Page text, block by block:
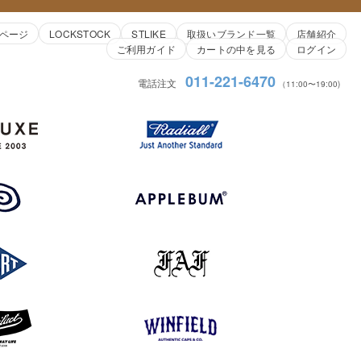
ージ LOCKSTOCK STLIKE 取扱いブランド一覧
店舗紹介
ご利用ガイド
カートの中を見る ログイン
電話注文 011-221-6470 （11:00〜19:00)